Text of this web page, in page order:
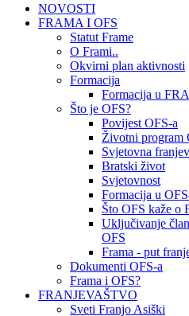
NOVOSTI
FRAMA I OFS
Statut Frame
O Frami..
Okvirni plan aktivnosti
Formacija
Formacija u
Što je OFS?
Povijest OFS-a
Životni program
Svjetovna
Bratski život
Svjetovnost
Formacija u
Što OFS kaže o
Uključivanje
OFS
Frama - put
Dokumenti OFS-a
Frama i OFS?
FRANJEVAŠTVO
Sveti Franjo Asiški